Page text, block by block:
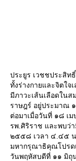
ประยูร เวชชประสิท
ทั้งร่างกายและจิตใจ
มีภาวะเส้นเลือดในส
ราษฎร์ อยู่ประมาณ
ต่อมาเมื่อวันที่ ๑๘ เ
รพ.ศิริราช และพบว่
๒๕๕๘ เวลา ๔.๔๕ น.
มหากรุณาธิคุณโปรด
วันพฤหัสบดีที่ ๑๑ มิ